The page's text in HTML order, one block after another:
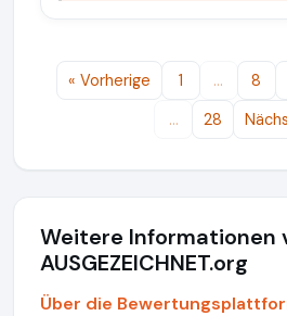
« Vorherige 1 … 8
…
28
Weitere Informationen
AUSGEZEICHNET.org
Über die